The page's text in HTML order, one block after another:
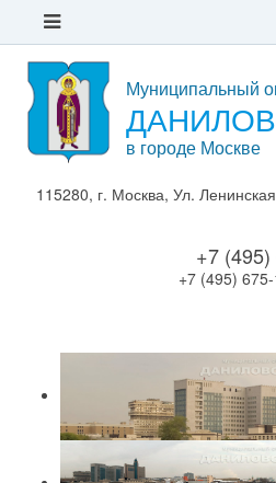
Муниципальный
в городе Москве
115280, г. Москва, Ул.
+7
+7 (495)